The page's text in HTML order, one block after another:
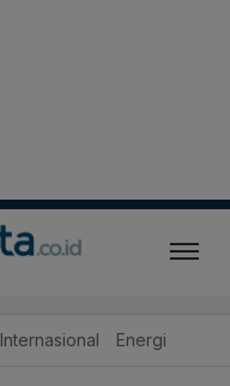
Internasional Energi